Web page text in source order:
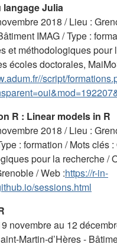
Julia
2018 / Lieu :
IMAG / Type :
et méthodologiques pour
écoles doctorales,
script/
R : Linear models in R
2018 / Lieu :
: formation / Mots clés
pour la recherche /
/ Web :https://r-in-
sessions.html
novembre au 12
Martin-d’Hères -